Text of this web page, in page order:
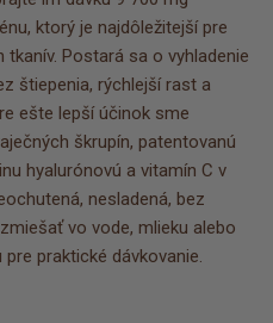
ktorý je najdôležitejší pre
Postará sa o vyhladenie
štiepenia, rýchlejší rast a
ešte lepší účinok sme
škrupín, patentovanú
hyalurónovú a vitamín C v
nesladená, bez
vo vode, mlieku alebo
praktické dávkovanie.